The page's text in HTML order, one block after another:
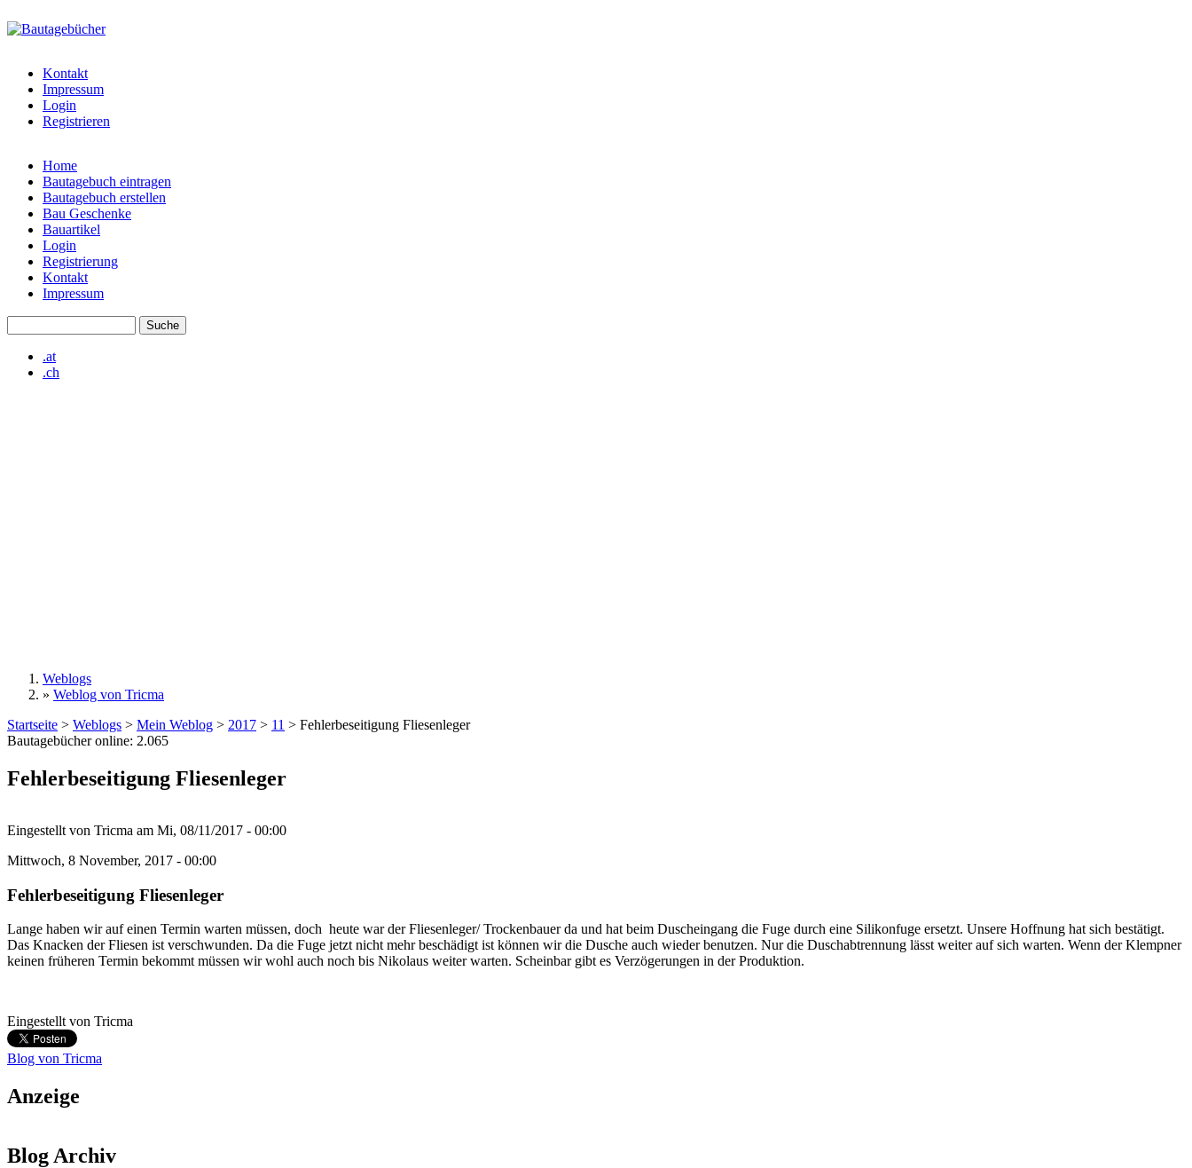
bautagebuch-
liste.de
Kontakt
Impressum
Login
Registrieren
Hauptmenü
Home
Bautagebuch eintragen
Bautagebuch erstellen
Bau Geschenke
Bauartikel
Login
Registrierung
Kontakt
Impressum
.at
.ch
Sie sind hier
Weblogs
» Weblog von Tricma
Startseite > Weblogs > Mein Weblog > 2017 > 11 > Fehlerbeseitigung Fliesenleger
Bautagebücher online: 2.065
Fehlerbeseitigung Fliesenleger
Eingestellt von Tricma am Mi, 08/11/2017 - 00:00
Mittwoch, 8 November, 2017 - 00:00
Fehlerbeseitigung Fliesenleger
Lange haben wir auf einen Termin warten müssen, doch heute war der Fliesenleger/ Trockenbauer da und hat beim Duscheingang die Fuge durch eine Silikonfuge ersetzt. Unsere Hoffnung hat sich bestätigt.
Das Knacken der Fliesen ist verschwunden. Da die Fuge jetzt nicht mehr beschädigt ist können wir die Dusche auch wieder benutzen. Nur die Duschabtrennung lässt weiter auf sich warten. Wenn der Klempner
keinen früheren Termin bekommt müssen wir wohl auch noch bis Nikolaus weiter warten. Scheinbar gibt es Verzögerungen in der Produktion.
Eingestellt von Tricma
Blog von Tricma
Anzeige
Blog Archiv